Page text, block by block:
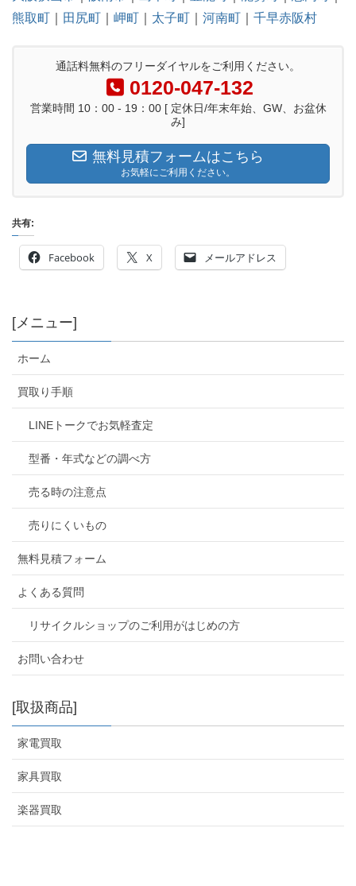
熊取町
田尻町 岬町 太子町 河南町 千早赤阪村
通話料無料のフリーダイヤルをご利用ください。
0120-047-132
営業時間 10：00 - 19：00 [ 定休日/年末年始、GW、お盆休
み]
無料見積フォームはこちら
お気軽にご利用ください。
共有:
Facebook X メールアドレス
[メニュー]
ホーム
買取り手順
LINEトークでお気軽査定
型番・年式などの調べ方
売る時の注意点
売りにくいもの
無料見積フォーム
よくある質問
リサイクルショップのご利用がはじめの方
お問い合わせ
[取扱商品]
家電買取
家具買取
楽器買取